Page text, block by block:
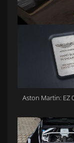
Aston Martin: EZ